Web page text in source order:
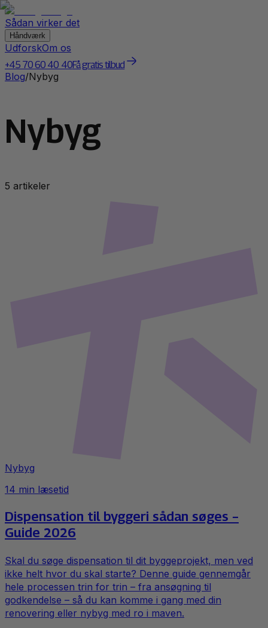
Sådan virker det
Håndværk
UdforskOm os
+45 70 60 40 40Få gratis tilbud
Blog/Nybyg
Nybyg
5 artikeler
Nybyg
14 min læsetid
Dispensation til byggeri sådan søges –
Guide 2026
Skal du søge dispensation til dit byggeprojekt, men ved
ikke helt hvor du skal starte? Denne guide gennemgår
hele processen trin for trin – fra ansøgning til
godkendelse – så du kan komme i gang med din
renovering eller nybyg med ro i maven.